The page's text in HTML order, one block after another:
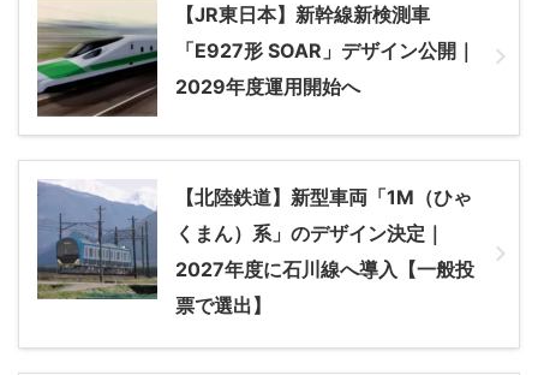
【JR東日本】新幹線新検測車
「E927形 SOAR」デザイン公開｜
2029年度運用開始へ
【北陸鉄道】新型車両「1M（ひゃ
くまん）系」のデザイン決定｜
2027年度に石川線へ導入【一般投
票で選出】